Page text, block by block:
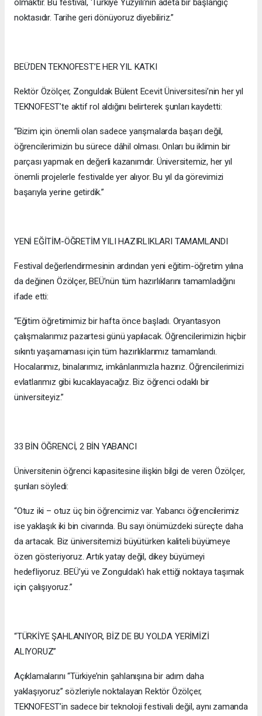
olmaktır. Bu festival, ‘Türkiye Yüzyılı’nın adeta bir başlangıç
noktasıdır. Tarihe geri dönüyoruz diyebiliriz.”
BEÜ’DEN TEKNOFEST’E HER YIL KATKI
Rektör Özölçer, Zonguldak Bülent Ecevit Üniversitesi’nin her yıl
TEKNOFEST’te aktif rol aldığını belirterek şunları kaydetti:
“Bizim için önemli olan sadece yarışmalarda başarı değil,
öğrencilerimizin bu sürece dâhil olması. Onları bu iklimin bir
parçası yapmak en değerli kazanımdır. Üniversitemiz, her yıl
önemli projelerle festivalde yer alıyor. Bu yıl da görevimizi
başarıyla yerine getirdik.”
YENİ EĞİTİM-ÖĞRETİM YILI HAZIRLIKLARI TAMAMLANDI
Festival değerlendirmesinin ardından yeni eğitim-öğretim yılına
da değinen Özölçer, BEÜ’nün tüm hazırlıklarını tamamladığını
ifade etti:
“Eğitim öğretimimiz bir hafta önce başladı. Oryantasyon
çalışmalarımız pazartesi günü yapılacak. Öğrencilerimizin hiçbir
sıkıntı yaşamaması için tüm hazırlıklarımız tamamlandı.
Hocalarımız, binalarımız, imkânlarımızla hazırız. Öğrencilerimizi
evlatlarımız gibi kucaklayacağız. Biz öğrenci odaklı bir
üniversiteyiz.”
33 BİN ÖĞRENCİ, 2 BİN YABANCI
Üniversitenin öğrenci kapasitesine ilişkin bilgi de veren Özölçer,
şunları söyledi:
“Otuz iki – otuz üç bin öğrencimiz var. Yabancı öğrencilerimiz
ise yaklaşık iki bin civarında. Bu sayı önümüzdeki süreçte daha
da artacak. Biz üniversitemizi büyütürken kaliteli büyümeye
özen gösteriyoruz. Artık yatay değil, dikey büyümeyi
hedefliyoruz. BEÜ’yü ve Zonguldak’ı hak ettiği noktaya taşımak
için çalışıyoruz.”
“TÜRKİYE ŞAHLANIYOR, BİZ DE BU YOLDA YERİMİZİ
ALIYORUZ”
Açıklamalarını “Türkiye’nin şahlanışına bir adım daha
yaklaşıyoruz” sözleriyle noktalayan Rektör Özölçer,
TEKNOFEST’in sadece bir teknoloji festivali değil, aynı zamanda